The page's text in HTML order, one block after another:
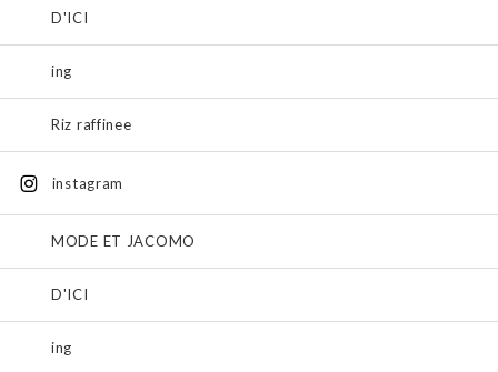
D'ICI
ing
Riz raffinee
instagram
MODE ET JACOMO
D'ICI
ing